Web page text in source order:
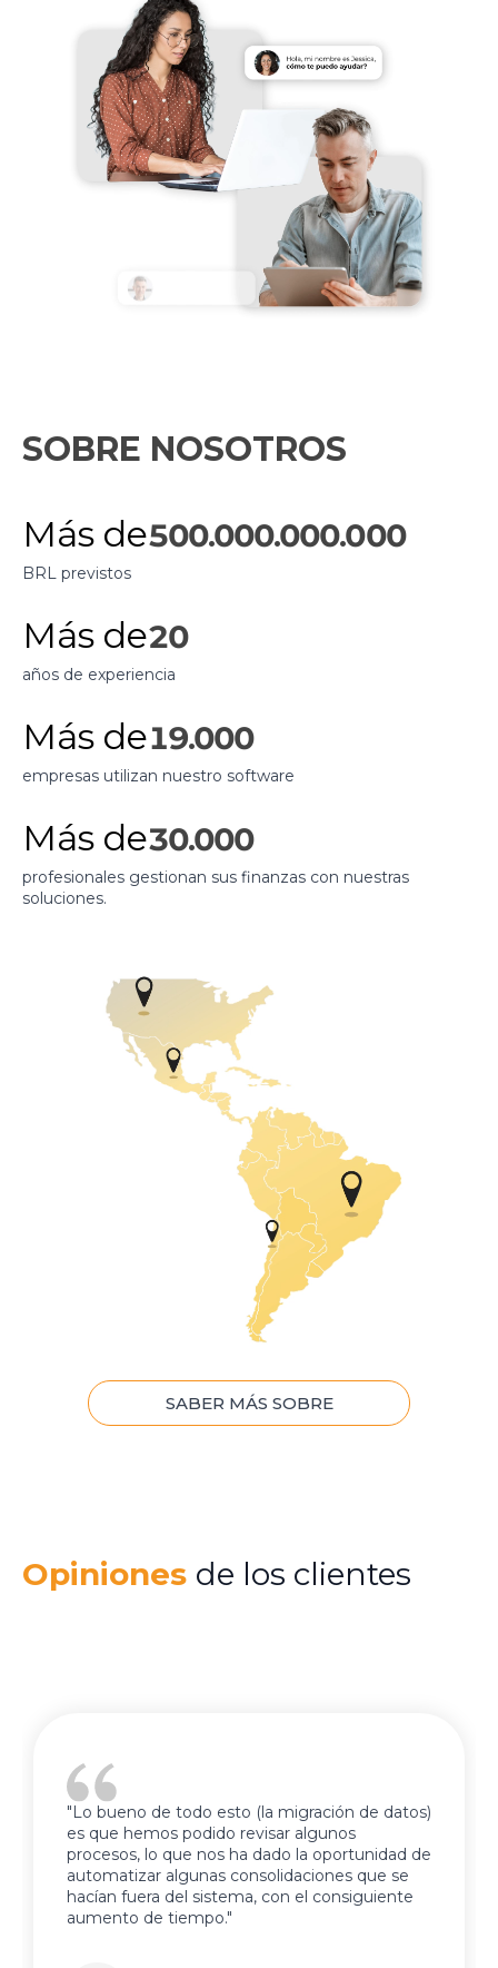
PROGRAME UNA
DEMOSTRACIÓN
SOBRE NOSOTROS
SABER MÁS SOBRE
Más de500.000.000.000
BRL previstos
Más de20
años de experiencia
Más de19.000
empresas utilizan nuestro software
Más de30.000
profesionales gestionan sus finanzas con nuestras
soluciones.
Opiniones de los clientes
"Lo bueno de todo esto (la migración de datos)
es que hemos podido revisar algunos
procesos, lo que nos ha dado la oportunidad de
automatizar algunas consolidaciones que se
hacían fuera del sistema, con el consiguiente
aumento de tiempo."